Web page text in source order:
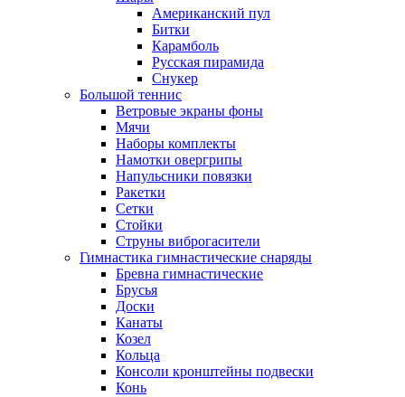
Американский пул
Битки
Карамболь
Русская пирамида
Снукер
Большой теннис
Ветровые экраны фоны
Мячи
Наборы комплекты
Намотки овергрипы
Напульсники повязки
Ракетки
Сетки
Стойки
Струны виброгасители
Гимнастика гимнастические снаряды
Бревна гимнастические
Брусья
Доски
Канаты
Козел
Кольца
Консоли кронштейны подвески
Конь